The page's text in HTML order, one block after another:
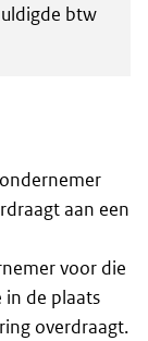
btw
aan een
voor die
de plaats
overdraagt.